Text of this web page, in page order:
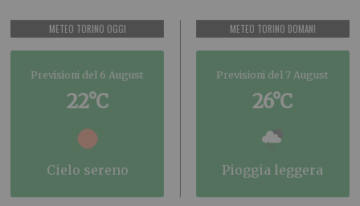
METEO TORINO OGGI
Previsioni del 6 August
22°C
cielo sereno
METEO TORINO DOMANI
Previsioni del 7 August
26°C
pioggia leggera